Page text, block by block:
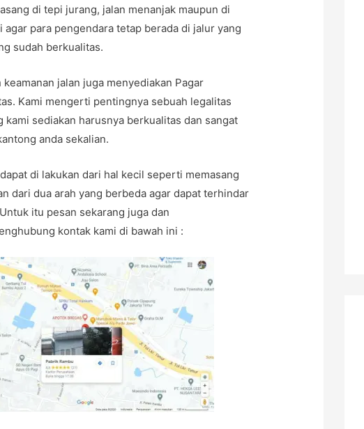
di tepi jurang, jalan menanjak maupun di
para pengendara tetap berada di jalur yang
sudah berkualitas.
jalan juga menyediakan Pagar
Kami mengerti pentingnya sebuah legalitas
sediakan harusnya berkualitas dan sangat
anda sekalian.
di lakukan dari hal kecil seperti memasang
dari dua arah yang berbeda agar dapat terhindar
itu pesan sekarang juga dan
kontak kami di bawah ini :